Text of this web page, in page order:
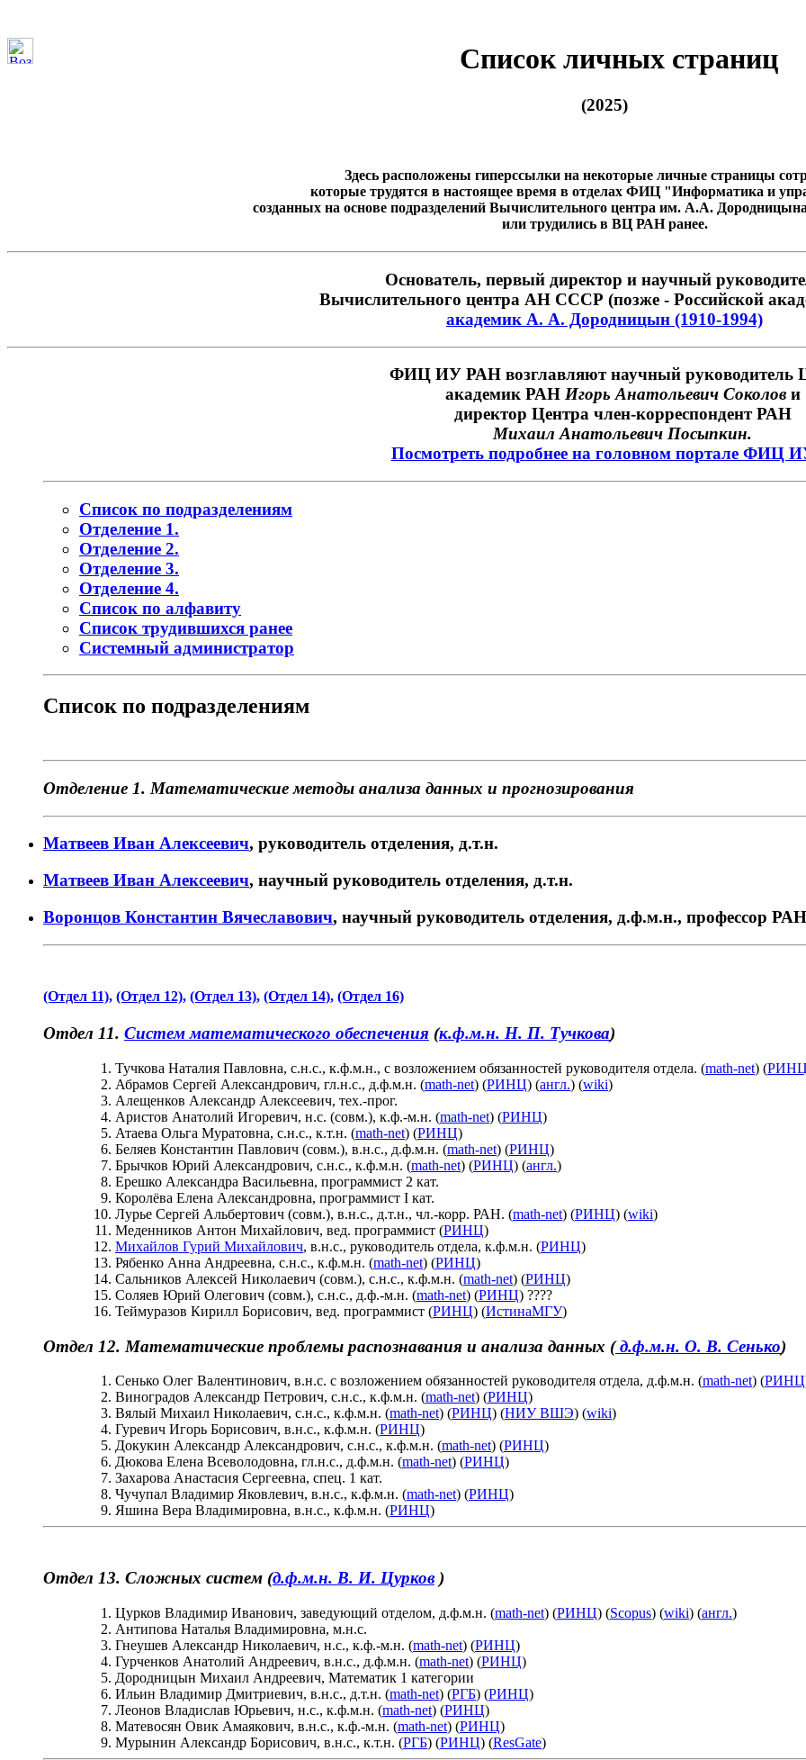
Список личных страниц
(2025)
Здесь расположены гиперссылки на некоторые личные страницы
которые трудятся в настоящее время в отделах ФИЦ "Информатика и
созданных на основе подразделений Вычислительного центра им. А.А.
или трудились в ВЦ РАН ранее.
Основатель, первый директор и научный
Вычислительного центра АН СССР (позже - Российской
академик А. А. Дородницын (1910-1994)
ФИЦ ИУ РАН возглавляют научный руководитель
академик РАН Игорь Анатольевич Соколови
директор Центра член-корреспондент РАН
Михаил Анатольевич Посыпкин.
Посмотреть подробнее на головном портале ФИЦ
Список по подразделениям
Отделение 1.
Отделение 2.
Отделение 3.
Отделение 4.
Список по алфавиту
Список трудившихся ранее
Системный администратор
Список по подразделениям
Отделение 1. Математические методы анализа данных и прогнозирования
Матвеев Иван Алексеевич, руководитель отделения, д.т.н.
Матвеев Иван Алексеевич, научный руководитель отделения, д.т.н.
Воронцов Константин Вячеславович, научный руководитель отделения, д.ф.м.н., профессор РАН
(Отдел 11), (Отдел 12), (Отдел 13), (Отдел 14), (Отдел 16)
Отдел 11. Систем математического обеспечения (к.ф.м.н. Н. П. Тучкова)
Тучкова Наталия Павловна, с.н.с., к.ф.м.н., с возложением обязанностей руководителя отдела. (math-net) (
Абрамов Сергей Александрович, гл.н.с., д.ф.м.н. (math-net) (РИНЦ) (англ.) (wiki)
Алещенков Александр Алексеевич, тех.-прог.
Аристов Анатолий Игоревич, н.с. (совм.), к.ф.-м.н. (math-net) (РИНЦ)
Атаева Ольга Муратовна, с.н.с., к.т.н. (math-net) (РИНЦ)
Беляев Константин Павлович (совм.), в.н.с., д.ф.м.н. (math-net) (РИНЦ)
Брычков Юрий Александрович, с.н.с., к.ф.м.н. (math-net) (РИНЦ) (англ.)
Ерешко Александра Васильевна, программист 2 кат.
Королёва Елена Александровна, программист I кат.
Лурье Сергей Альбертович (совм.), в.н.с., д.т.н., чл.-корр. РАН. (math-net) (РИНЦ) (wiki)
Меденников Антон Михайлович, вед. программист (РИНЦ)
Михайлов Гурий Михайлович, в.н.с., руководитель отдела, к.ф.м.н. (РИНЦ)
Рябенко Анна Андреевна, с.н.с., к.ф.м.н. (math-net) (РИНЦ)
Сальников Алексей Николаевич (совм.), с.н.с., к.ф.м.н. (math-net) (РИНЦ)
Соляев Юрий Олегович (совм.), с.н.с., д.ф.-м.н. (math-net) (РИНЦ) ????
Теймуразов Кирилл Борисович, вед. программист (РИНЦ) (ИстинаМГУ)
Отдел 12. Математические проблемы распознавания и анализа данных (д.ф.м.н. О. В. Сенько)
Сенько Олег Валентинович, в.н.с. с возложением обязанностей руководителя отдела, д.ф.м.н. (math-net) (РИНЦ
Виноградов Александр Петрович, с.н.с., к.ф.м.н. (math-net) (РИНЦ)
Вялый Михаил Николаевич, с.н.с., к.ф.м.н. (math-net) (РИНЦ) (НИУ ВШЭ) (wiki)
Гуревич Игорь Борисович, в.н.с., к.ф.м.н. (РИНЦ)
Докукин Александр Александрович, с.н.с., к.ф.м.н. (math-net) (РИНЦ)
Дюкова Елена Всеволодовна, гл.н.с., д.ф.м.н. (math-net) (РИНЦ)
Захарова Анастасия Сергеевна, спец. 1 кат.
Чучупал Владимир Яковлевич, в.н.с., к.ф.м.н. (math-net) (РИНЦ)
Яшина Вера Владимировна, в.н.с., к.ф.м.н. (РИНЦ)
Отдел 13. Сложных систем (д.ф.м.н. В. И. Цурков )
Цурков Владимир Иванович, заведующий отделом, д.ф.м.н. (math-net) (РИНЦ) (Scopus) (wiki) (англ.)
Антипова Наталья Владимировна, м.н.с.
Гнеушев Александр Николаевич, н.с., к.ф.-м.н. (math-net) (РИНЦ)
Гурченков Анатолий Андреевич, в.н.с., д.ф.м.н. (math-net) (РИНЦ)
Дородницын Михаил Андреевич, Математик 1 категории
Ильин Владимир Дмитриевич, в.н.с., д.т.н. (math-net) (РГБ) (РИНЦ)
Леонов Владислав Юрьевич, н.с., к.ф.м.н. (math-net) (РИНЦ)
Матевосян Овик Амаякович, в.н.с., к.ф.-м.н. (math-net) (РИНЦ)
Мурынин Александр Борисович, в.н.с., к.т.н. (РГБ) (РИНЦ) (ResGate)